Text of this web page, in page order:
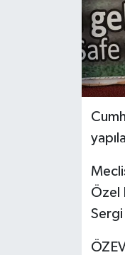
Özel
Sergi
KÜLTÜR
MAGAZİN
Nöbetçi
ÖZEL HABER